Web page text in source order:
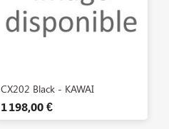
 Aperçu rapide
CX202 Black - KAWAI
1 198,00 €